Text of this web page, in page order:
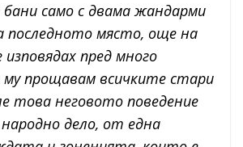
само с двама жандарми
място, още на
пред много
му прощавам всичките стари
това неговото поведение
дело, от една